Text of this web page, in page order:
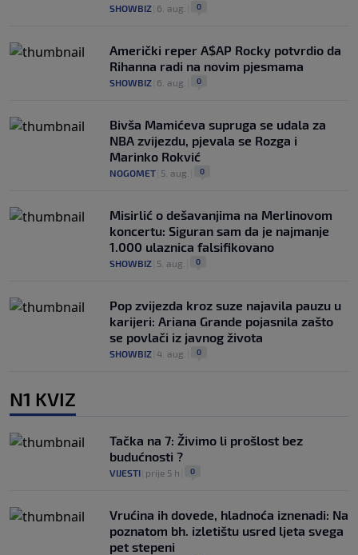
SHOWBIZ 6. aug. 0
Američki reper A$AP Rocky potvrdio da
Rihanna radi na novim pjesmama
SHOWBIZ 6. aug. 0
Bivša Mamićeva supruga se udala za
NBA zvijezdu, pjevala se Rozga i
Marinko Rokvić
NOGOMET 5. aug. 0
Misirlić o dešavanjima na Merlinovom
koncertu: Siguran sam da je najmanje
1.000 ulaznica falsifikovano
SHOWBIZ 5. aug. 0
Pop zvijezda kroz suze najavila pauzu u
karijeri: Ariana Grande pojasnila zašto
se povlači iz javnog života
SHOWBIZ 4. aug. 0
N1 KVIZ
Tačka na 7: Živimo li prošlost bez
budućnosti ?
VIJESTI prije 5 h 0
Vrućina ih dovede, hladnoća iznenadi: Na
poznatom bh. izletištu usred ljeta svega
pet stepeni